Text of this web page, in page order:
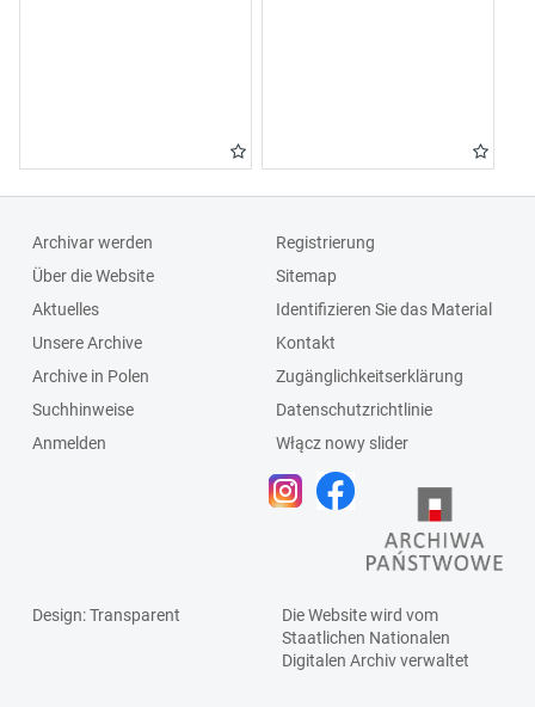
Archivar werden
Über die Website
Aktuelles
Unsere Archive
Archive in Polen
Suchhinweise
Anmelden
Registrierung
Sitemap
Identifizieren Sie das Material
Kontakt
Zugänglichkeitserklärung
Datenschutzrichtlinie
Włącz nowy slider
Design: Transparent
Die Website wird vom
Staatlichen Nationalen
Digitalen Archivverwaltet